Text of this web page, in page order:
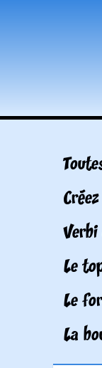
Le
Le
La